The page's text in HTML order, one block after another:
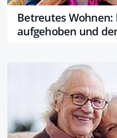
Betreutes
aufgehoben und